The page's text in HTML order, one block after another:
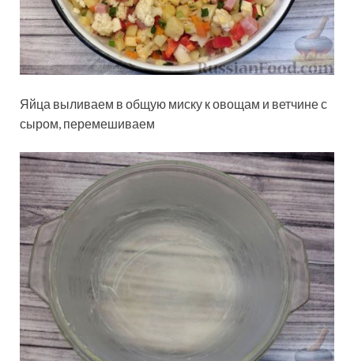
Яйца выливаем в общую миску к овощам и ветчине с
сыром, перемешиваем